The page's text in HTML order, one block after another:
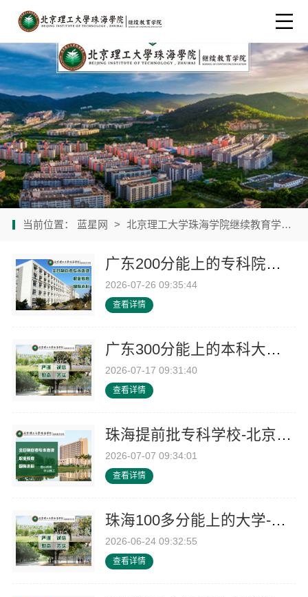
当前位置： 蓝星网 > 北京理工大学珠海学院继续教育学院
广东200分能上的专科院校学费多少-北京理工大学珠海学院继续教育学院
2026-07-26 09:35:44
查看详情
广东300分能上的本科大学住宿条件-北京理工大学珠海学院继续教育学院
2026-07-17 09:31:40
查看详情
珠海提前批专科学校-北京理工大学珠海学院继续教育学院
2026-07-07 09:34:01
查看详情
珠海100多分能上的大学-北京理工大学珠海学院继续教育学院
2026-06-24 09:32:55
查看详情